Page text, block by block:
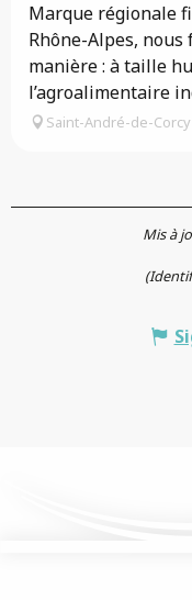
Marque régionale
Rhône-Alpes, nous
manière : à taille
l’agroalimentaire
Saint-André-de-Corcy
Mis à